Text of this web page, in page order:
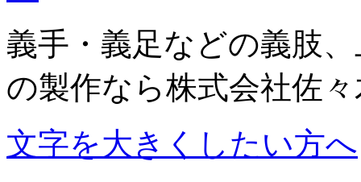
義手・義足などの義肢
の製作なら株式会社佐
文字を大きくしたい方へ